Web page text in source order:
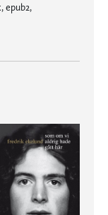
epub2,